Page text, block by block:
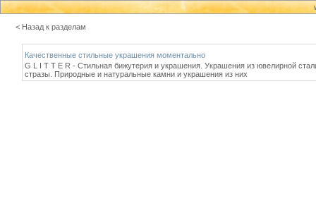
< Назад к разделам
Качественные стильные украшения моментально
G L I T T E R - Стильная бижутерия и украшения. Украшения из ювелирной
стразы. Природные и натуральные камни и украшения из них